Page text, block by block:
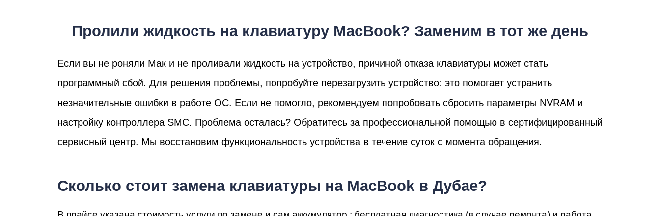
MacBook
Пролили жидкость на клавиатуру MacBook? Заменим в тот же день
Если вы не роняли Мак и не проливали жидкость на устройство, причиной отказа клавиатуры может стать
программный сбой. Для решения проблемы, попробуйте перезагрузить устройство: это помогает устранить
незначительные ошибки в работе ОС. Если не помогло, рекомендуем попробовать сбросить параметры NVRAM и
настройку контроллера SMC. Проблема осталась? Обратитесь за профессиональной помощью в сертифицированный
сервисный центр. Мы восстановим функциональность устройства в течение суток с момента обращения.
Сколько стоит замена клавиатуры на MacBook в Дубае?